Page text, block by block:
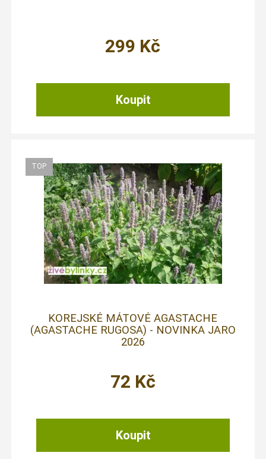
299 Kč
KOREJSKÉ MÁTOVÉ AGASTACHE
(AGASTACHE RUGOSA) - NOVINKA JARO
2026
72 Kč